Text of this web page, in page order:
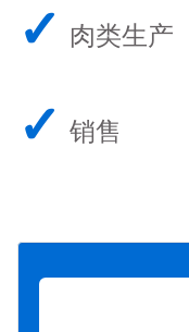
✓ 肉类生产
✓ 销售